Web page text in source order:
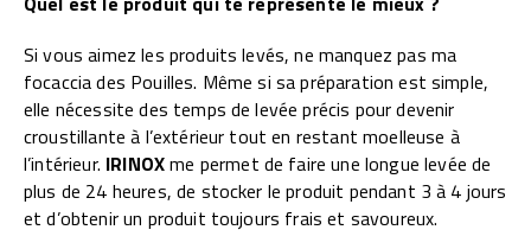
Si vous aimez les produits levés, ne manquez pas ma
focaccia des Pouilles. Même si sa préparation est simple,
elle nécessite des temps de levée précis pour devenir
croustillante à l’extérieur tout en restant moelleuse à
l’intérieur. IRINOXme permet de faire une longue levée de
plus de 24 heures, de stocker le produit pendant 3 à 4 jours
et d’obtenir un produit toujours frais et savoureux.